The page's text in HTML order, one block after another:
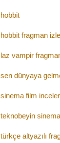
hobbit
hobbit fragman izle
laz vampir
sen dünyaya
sinema film
teknobeyin
türkçe altyazılı